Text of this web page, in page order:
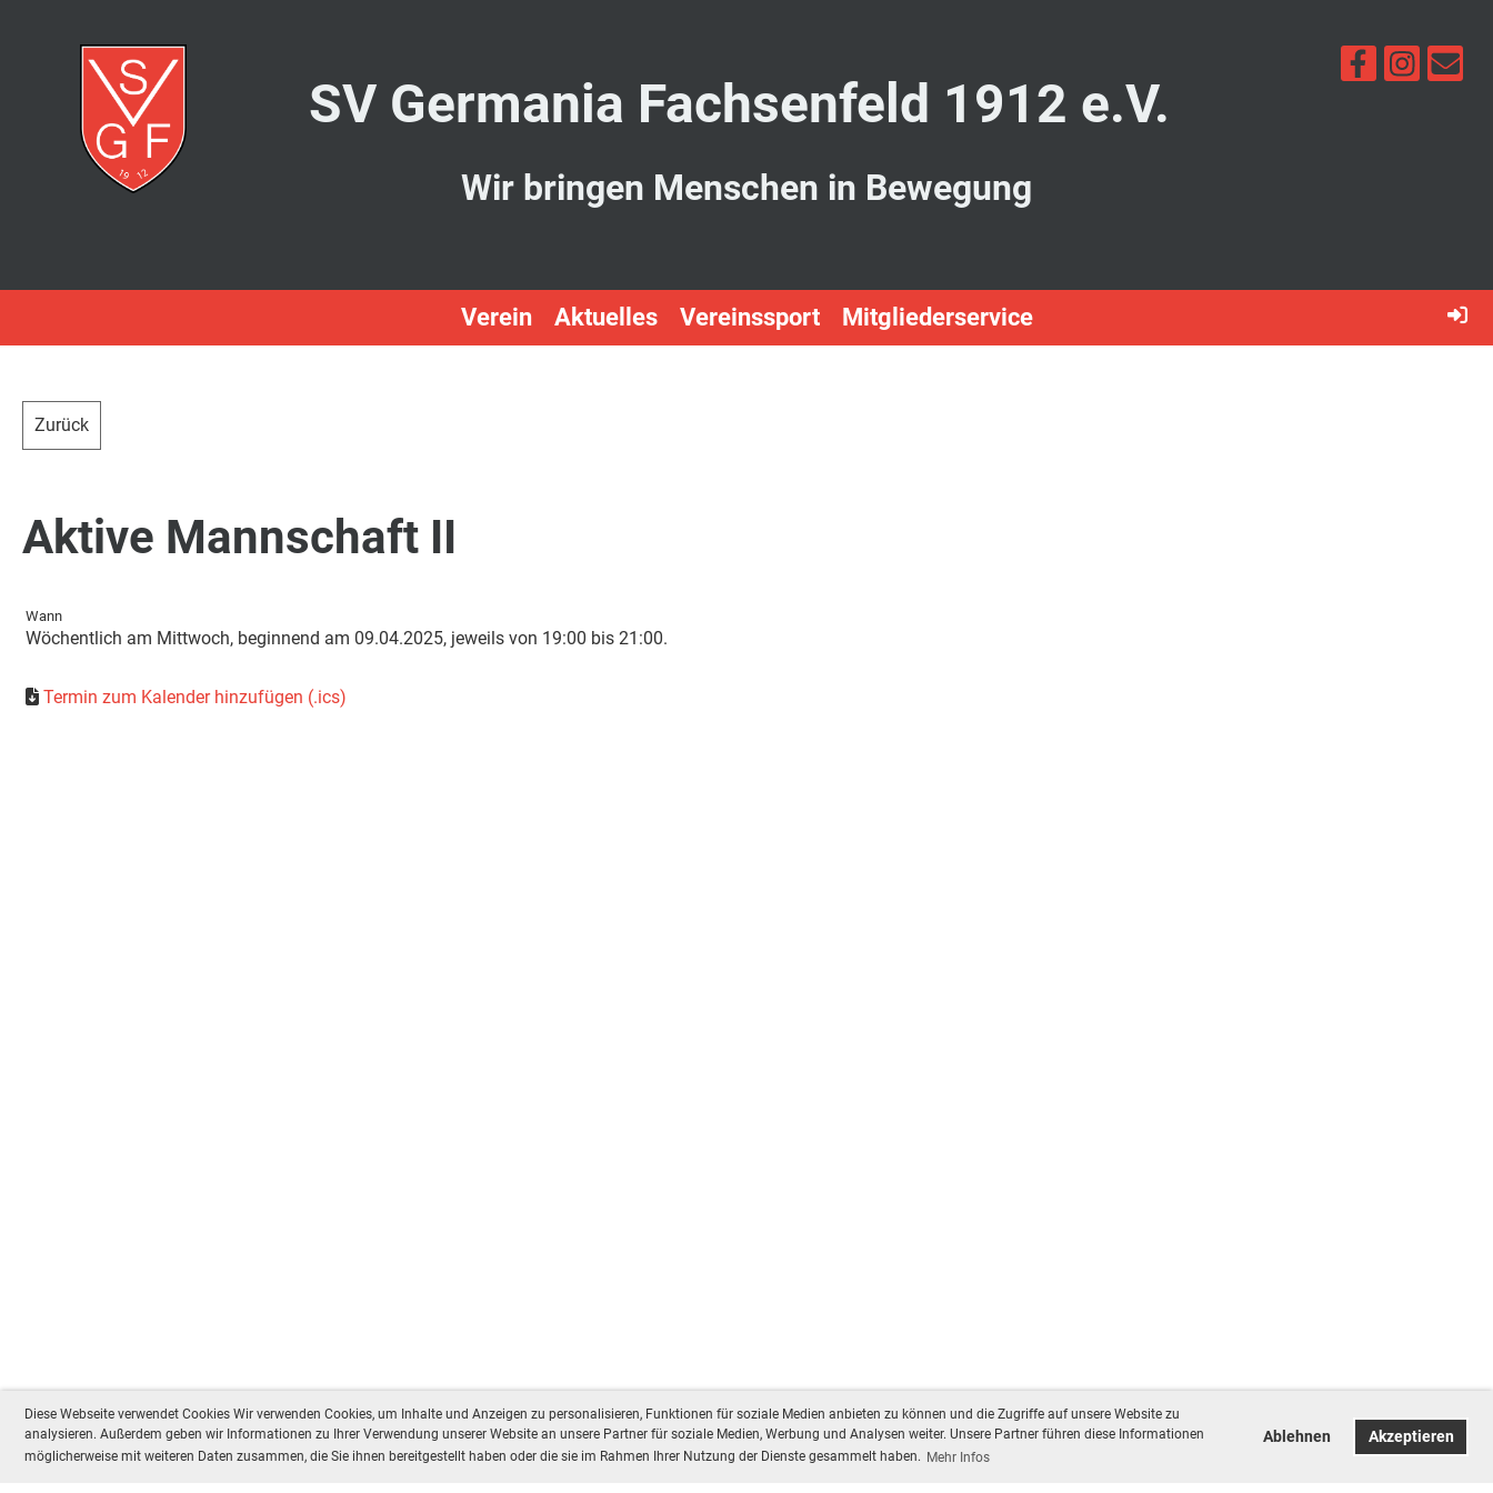
Diese Webseite verwendet Cookies Wir verwenden Cookies, um Inhalte und Anzeigen zu personalisieren, Funktionen für soziale Medien anbieten zu können und die Zugriffe auf unsere Website zu
analysieren. Außerdem geben wir Informationen zu Ihrer Verwendung unserer Website an unsere Partner für soziale Medien, Werbung und Analysen weiter. Unsere Partner führen diese Informationen
möglicherweise mit weiteren Daten zusammen, die Sie ihnen bereitgestellt haben oder die sie im Rahmen Ihrer Nutzung der Dienste gesammelt haben. Mehr Infos
Ablehnen Akzeptieren
SV Germania Fachsenfeld 1912 e.V.
Wir bringen Menschen in Bewegung
Verein Aktuelles Vereinssport Mitgliederservice
Zurück
Aktive Mannschaft II
Wann
Wöchentlich am Mittwoch, beginnend am 09.04.2025, jeweils von 19:00 bis 21:00.
Termin zum Kalender hinzufügen (.ics)